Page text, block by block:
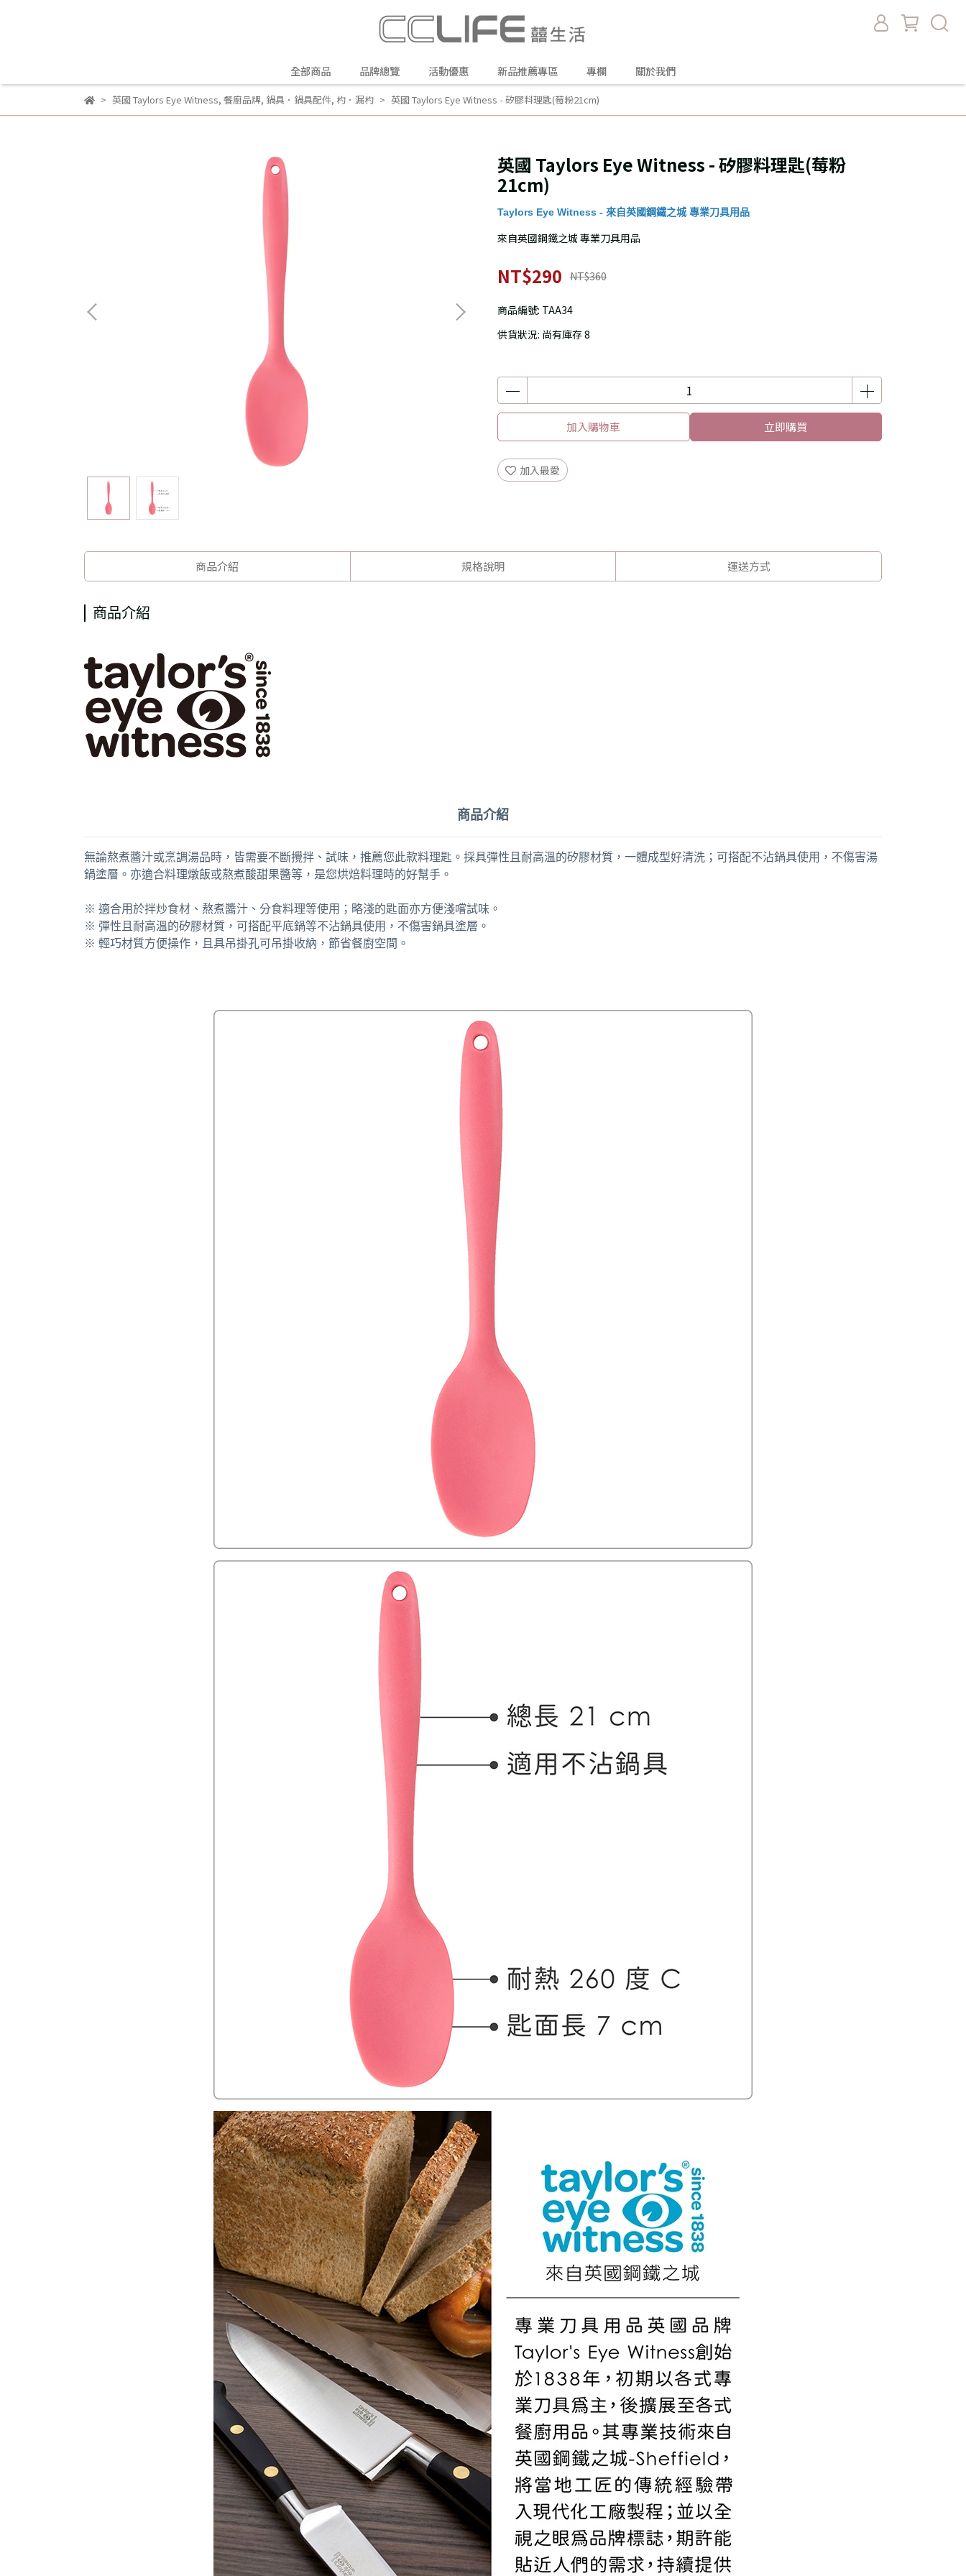
全部商品 品牌總覽 活動優惠 新品推薦專區 專欄 關於我們
英國 Taylors Eye Witness, 餐廚品牌, 鍋具．鍋具配件, 杓．漏杓 英國 Taylors Eye Witness - 矽膠料理匙(莓粉21cm)
英國 Taylors Eye Witness - 矽膠料理匙(莓粉
21cm)
Taylors Eye Witness - 來自英國鋼鐵之城 專業刀具用品
來自英國鋼鐵之城 專業刀具用品
NT$290 NT$360
商品編號: TAA34
供貨狀況: 尚有庫存 8
加入購物車 立即購買
加入最愛
商品介紹 規格說明 運送方式
商品介紹
商品介紹
無論熬煮醬汁或烹調湯品時，皆需要不斷攪拌、試味，推薦您此款料理匙。採具彈性且耐高溫的矽膠材質，一體成型好清洗；可搭配不沾鍋具使用，不傷害湯
鍋塗層。亦適合料理燉飯或熬煮酸甜果醬等，是您烘焙料理時的好幫手。
※ 適合用於拌炒食材、熬煮醬汁、分食料理等使用；略淺的匙面亦方便淺嚐試味。
※ 彈性且耐高溫的矽膠材質，可搭配平底鍋等不沾鍋具使用，不傷害鍋具塗層。
※ 輕巧材質方便操作，且具吊掛孔可吊掛收納，節省餐廚空間。